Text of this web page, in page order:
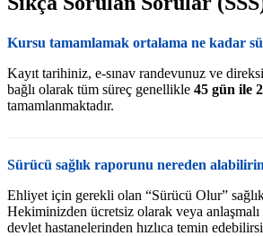
Kursu tamamlamak ortalama ne kadar
Kayıt tarihiniz, e-sınav randevunuz ve
bağlı olarak tüm süreç genellikle 45 gün ile
tamamlanmaktadır.
Sürücü sağlık raporunu nereden
Ehliyet için gerekli olan “Sürücü Olur”
Hekiminizden ücretsiz olarak veya
devlet hastanelerinden hızlıca temin